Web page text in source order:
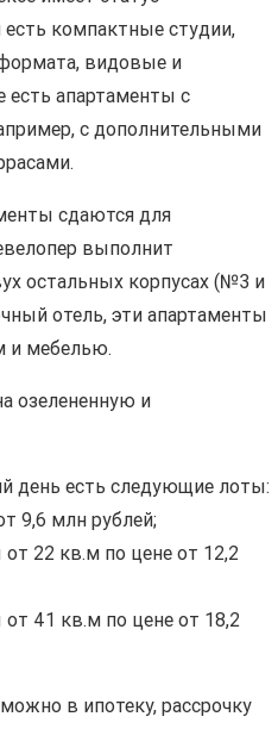
компактные студии,
видовые и
апартаменты с
с дополнительными
сдаются для
выполнит
остальных корпусах (№3 и
отель, эти апартаменты
и мебелью.
озелененную и
день есть следующие лоты:
9,6 млн рублей;
22 кв.м по цене от 12,2
41 кв.м по цене от 18,2
в ипотеку, рассрочку